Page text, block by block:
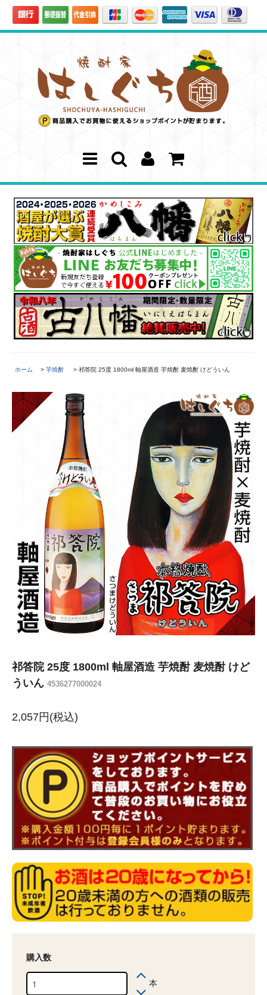
ホーム > 芋焼酎 > 祁答院 25度 1800ml 軸屋酒造 芋焼酎 麦焼酎 けどういん
祁答院 25度 1800ml 軸屋酒造 芋焼酎 麦焼酎 けど
ういん 4536277000024
2,057円(税込)
購入数
本